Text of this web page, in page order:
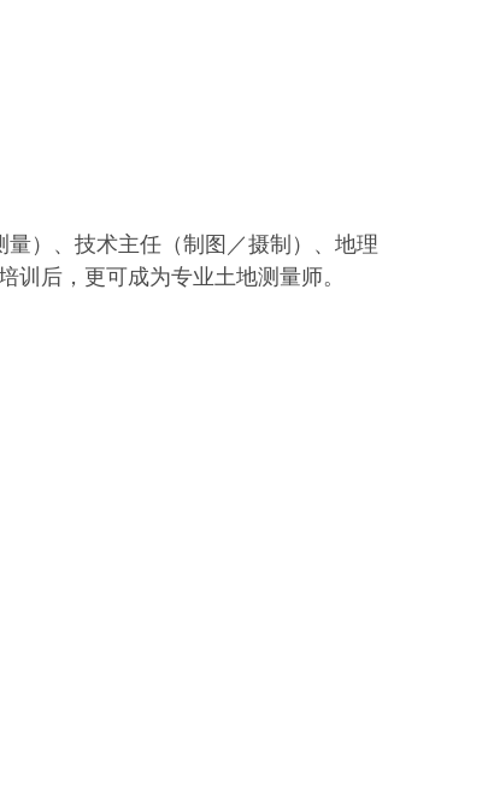
）、技术主任（制图／摄制）、地理
后，更可成为专业土地测量师。